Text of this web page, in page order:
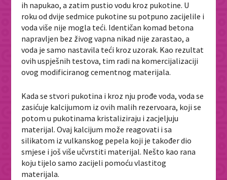
ih napukao, a zatim pustio vodu kroz pukotine. U
roku od dvije sedmice pukotine su potpuno zacijelile i
voda više nije mogla teći. Identičan komad betona
napravljen bez živog vapna nikad nije zarastao, a
voda je samo nastavila teći kroz uzorak. Kao rezultat
ovih uspješnih testova, tim radi na komercijalizaciji
ovog modificiranog cementnog materijala.
Kada se stvori pukotina i kroz nju prođe voda, voda se
zasićuje kalcijumom iz ovih malih rezervoara, koji se
potom u pukotinama kristaliziraju i zacjeljuju
materijal. Ovaj kalcijum može reagovati i sa
silikatom iz vulkanskog pepela koji je također dio
smjese i još više učvrstiti materijal. Nešto kao rana
koju tijelo samo zacijeli pomoću vlastitog
materijala.